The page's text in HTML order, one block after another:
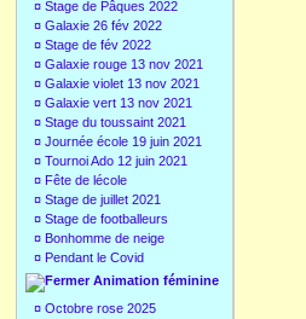
¤ Stage de Pâques 2022
¤ Galaxie 26 fév 2022
¤ Stage de fév 2022
¤ Galaxie rouge 13 nov 2021
¤ Galaxie violet 13 nov 2021
¤ Galaxie vert 13 nov 2021
¤ Stage du toussaint 2021
¤ Journée école 19 juin 2021
¤ Tournoi Ado 12 juin 2021
¤ Fête de lécole
¤ Stage de juillet 2021
¤ Stage de footballeurs
¤ Bonhomme de neige
¤ Pendant le Covid
Animation féminine
¤ Octobre rose 2025